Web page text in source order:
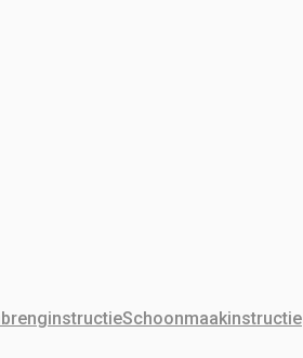
Schoonmaakinstructie